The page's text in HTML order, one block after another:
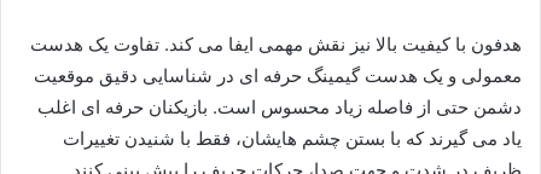
هدفون با کیفیت بالا نیز نقش مهمی ایفا می کند. تفاوت یک هدست
معمولی و یک هدست گیمینگ حرفه ای در شناسایی دقیق موقعیت
دشمن حتی از فاصله زیاد محسوس است. بازیکنان حرفه ای اغلب
یاد می گیرند که با بستن چشم هایشان، فقط با شنیدن تغییرات